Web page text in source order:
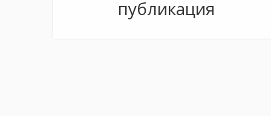
публикация